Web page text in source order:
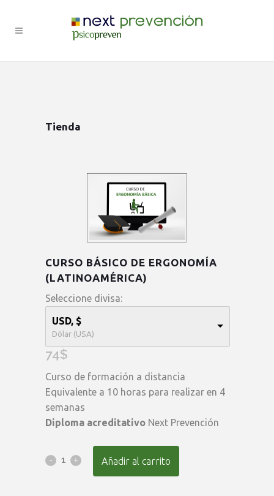
Tienda
CURSO BÁSICO DE ERGONOMÍA
(LATINOAMÉRICA)
Seleccione divisa:
USD, $
Dólar (USA)
74$
Curso de formación a distancia
Equivalente a 10 horas para realizar en 4
semanas
Diploma acreditativo Next Prevención
Curso Añadir al carrito